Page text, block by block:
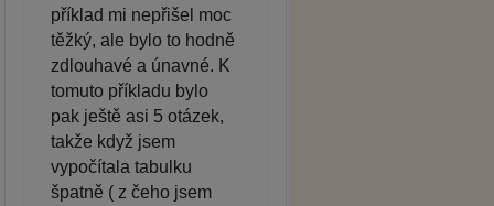
příklad mi nepřišel moc
těžký, ale bylo to hodně
zdlouhavé a únavné. K
tomuto příkladu bylo
pak ještě asi 5 otázek,
takže když jsem
vypočítala tabulku
špatně ( z čeho jsem